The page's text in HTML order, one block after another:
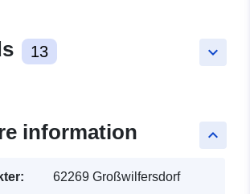
keyboard_arrow_down
13
keyboard_arrow_up
information
62269 Großwilfersdorf